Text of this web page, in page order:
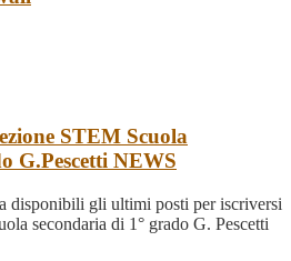
STEM Scuola
G.Pescetti NEWS
disponibili gli ultimi posti per iscriversi
secondaria di 1° grado G. Pescetti